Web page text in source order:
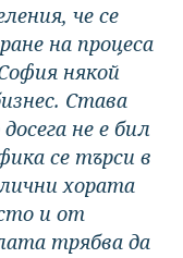
че се
на процеса
някой
Става
не е бил
се търси в
хората
и от
трябва да